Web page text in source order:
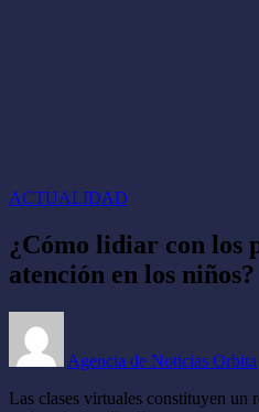
ACTUALIDAD
¿Cómo lidiar con los
atención en los niños?
Agencia de Noticias Orbita
Las clases virtuales constituyen un